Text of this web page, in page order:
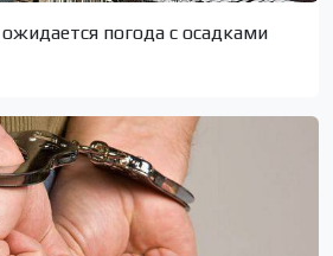
погода с осадками